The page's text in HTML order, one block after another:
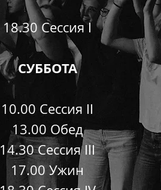
18.30 Cессия I
СУББОТА
10.00 Cессия II
13.00 Обед
14.30 Cессия III
17.00 Ужин